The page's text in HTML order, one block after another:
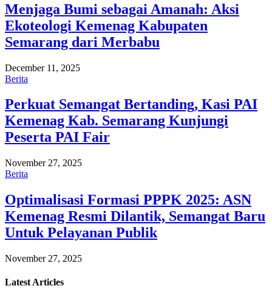
Menjaga Bumi sebagai Amanah: Aksi
Ekoteologi Kemenag Kabupaten
Semarang dari Merbabu
December 11, 2025
Berita
Perkuat Semangat Bertanding, Kasi PAI
Kemenag Kab. Semarang Kunjungi
Peserta PAI Fair
November 27, 2025
Berita
Optimalisasi Formasi PPPK 2025: ASN
Kemenag Resmi Dilantik, Semangat Baru
Untuk Pelayanan Publik
November 27, 2025
Latest Articles